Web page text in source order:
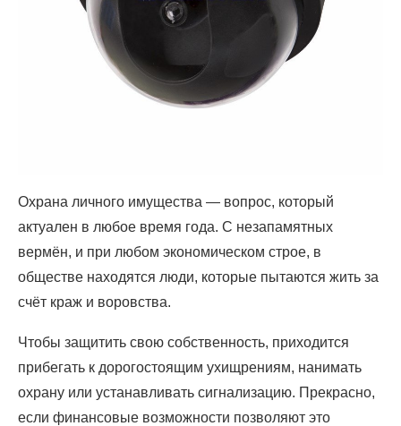
Охрана личного имущества — вопрос, который
актуален в любое время года. С незапамятных
вермён, и при любом экономическом строе, в
обществе находятся люди, которые пытаются жить за
счёт краж и воровства.
Чтобы защитить свою собственность, приходится
прибегать к дорогостоящим ухищрениям, нанимать
охрану или устанавливать сигнализацию. Прекрасно,
если финансовые возможности позволяют это